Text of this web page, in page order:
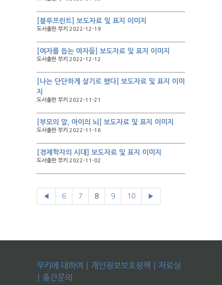
[블루프린트] 보도자료 및 표지 이미지
도서출판 부키 2022-12-19
[여자를 돕는 여자들] 보도자료 및 표지 이미지
도서출판 부키 2022-12-12
[나는 단단하게 살기로 했다] 보도자료 및 표지 이미
지
도서출판 부키 2022-11-21
[부모의 말, 아이의 뇌] 보도자료 및 표지 이미지
도서출판 부키 2022-11-16
[경제학자의 시대] 보도자료 및 표지 이미지
도서출판 부키 2022-11-02
◀ 6 7 8 9 10 ▶
부키에 대하여 개인정보보호정책
자료실
출간문의